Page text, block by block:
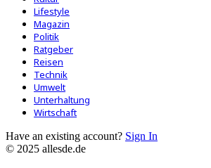
Lifestyle
Magazin
Politik
Ratgeber
Reisen
Technik
Umwelt
Unterhaltung
Wirtschaft
Have an existing account? Sign In
© 2025 allesde.de